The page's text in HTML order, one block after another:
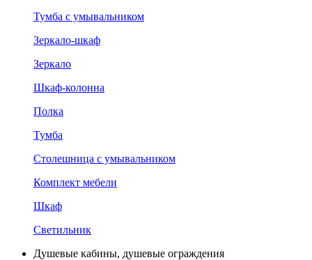
Тумба с умывальником
Зеркало-шкаф
Зеркало
Шкаф-колонна
Полка
Тумба
Столешница с умывальником
Комплект мебели
Шкаф
Светильник
Душевые кабины, душевые ограждения